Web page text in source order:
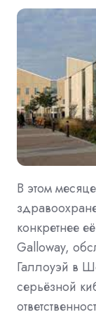
В этом
конкретнее
Galloway,
Галлоуэй в
серьёзной